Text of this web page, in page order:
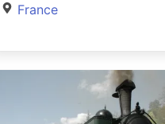
France